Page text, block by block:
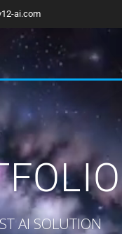
ai.com
AI SOLUTION